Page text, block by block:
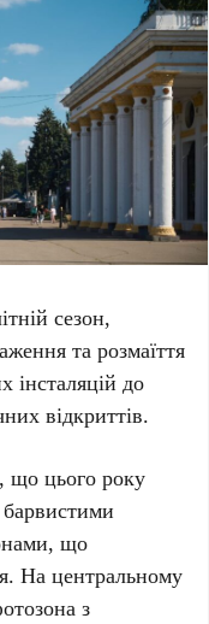
сезон,
та розмаїття
інсталяцій до
відкриттів.
що цього року
барвистими
що
На центральному
з